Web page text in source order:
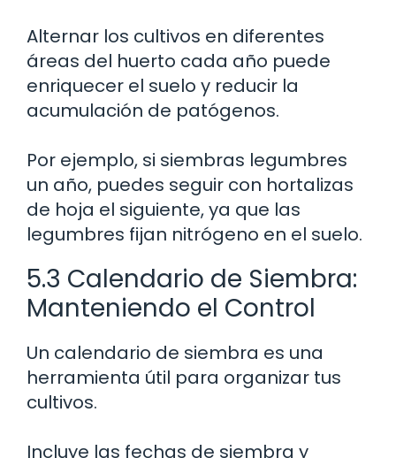
Alternar los cultivos en diferentes
áreas del huerto cada año puede
enriquecer el suelo y reducir la
acumulación de patógenos.
Por ejemplo, si siembras legumbres
un año, puedes seguir con hortalizas
de hoja el siguiente, ya que las
legumbres fijan nitrógeno en el suelo.
5.3 Calendario de Siembra:
Manteniendo el Control
Un calendario de siembra es una
herramienta útil para organizar tus
cultivos.
Incluye las fechas de siembra y